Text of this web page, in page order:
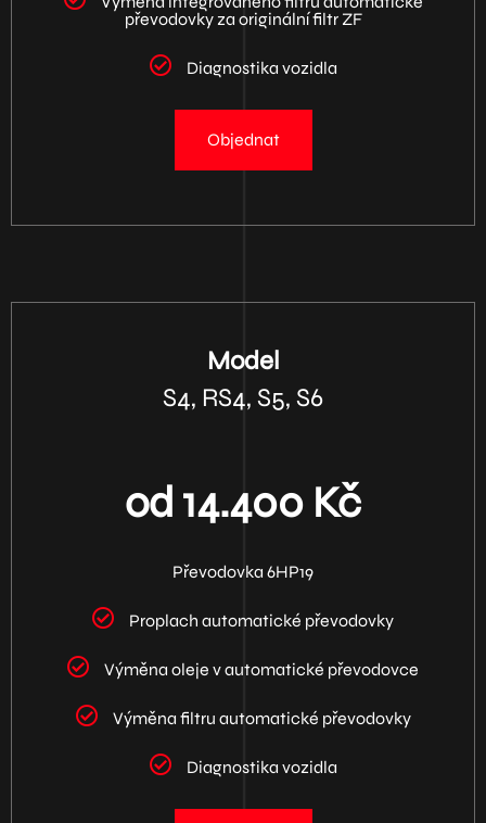
převodovky za originální filtr ZF
Diagnostika vozidla
Objednat
Model
S4, RS4, S5, S6
od 14.400 Kč
Převodovka 6HP19
Proplach automatické převodovky
Výměna oleje v automatické převodovce
Výměna filtru automatické převodovky
Diagnostika vozidla